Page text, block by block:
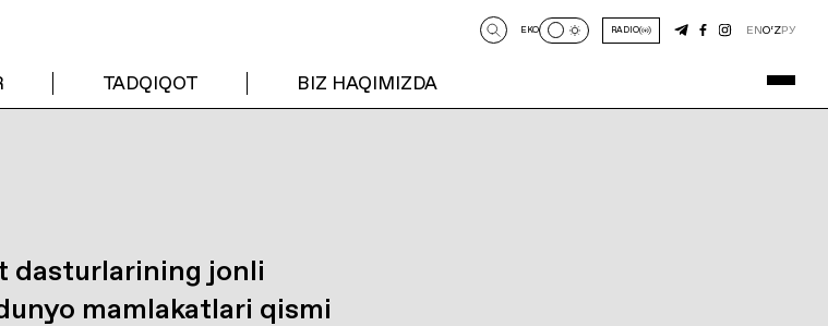
TADQIQOT BIZ HAQIMIZDA
EKO RADIO ENO‘ZРУ
dasturlarining jonli
mamlakatlari qismi